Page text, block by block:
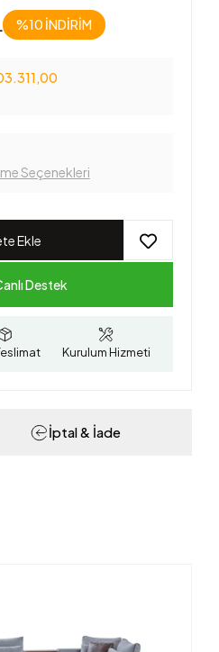
%10 İNDİRİM
Seçenekleri
Ekle
Destek
Kurulum Hizmeti
İptal & İade